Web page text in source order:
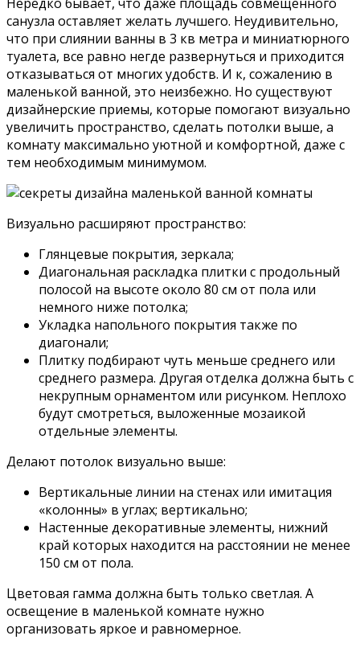
санузла оставляет желать лучшего. Неудивительно,
что при слиянии ванны в 3 кв метра и миниатюрного
туалета, все равно негде развернуться и приходится
отказываться от многих удобств. И к, сожалению в
маленькой ванной, это неизбежно. Но существуют
дизайнерские приемы, которые помогают визуально
увеличить пространство, сделать потолки выше, а
комнату максимально уютной и комфортной, даже с
тем необходимым минимумом.
Визуально расширяют пространство:
Глянцевые покрытия, зеркала;
Диагональная раскладка плитки с продольный
полосой на высоте около 80 см от пола или
немного ниже потолка;
Укладка напольного покрытия также по
диагонали;
Плитку подбирают чуть меньше среднего или
среднего размера. Другая отделка должна быть с
некрупным орнаментом или рисунком. Неплохо
будут смотреться, выложенные мозаикой
отдельные элементы.
Делают потолок визуально выше:
Вертикальные линии на стенах или имитация
«колонны» в углах; вертикально;
Настенные декоративные элементы, нижний
край которых находится на расстоянии не менее
150 см от пола.
Цветовая гамма должна быть только светлая. А
освещение в маленькой комнате нужно
организовать яркое и равномерное.